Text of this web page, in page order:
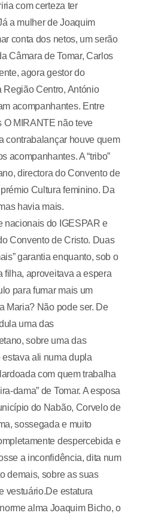
com certeza ter
a mulher de Joaquim
conta dos netos, um serão
Câmara de Tomar, Carlos
agora gestor do
Região Centro, António
acompanhantes. Entre
O MIRANTE não teve
contrabalançar houve quem
acompanhantes. A “tribo”
directora do Convento de
Cultura feminino. Da
havia mais.
nacionais do IGESPAR e
Convento de Cristo. Duas
garantia enquanto, sob o
filha, aproveitava a espera
para fumar mais um
Maria? Não pode ser. De
uma das
sobre uma das
ali numa dupla
com quem trabalha
dama” de Tomar. A esposa
do Nabão, Corvelo de
sossegada e muito
despercebida e
a inconfidência, dita num
demais, sobre as suas
vestuário.De estatura
alma Joaquim Bicho, o